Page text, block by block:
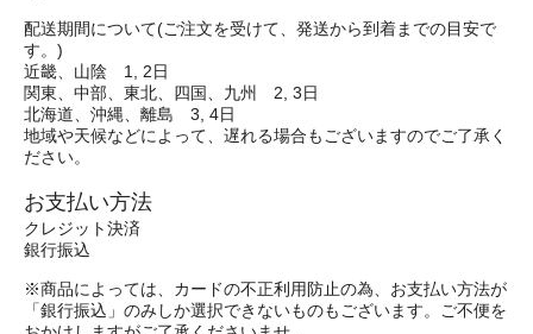
配送期間について(ご注文を受けて、発送から到着までの目安で
す。)
近畿、山陰 1, 2日
関東、中部、東北、四国、九州 2, 3日
北海道、沖縄、離島 3, 4日
地域や天候などによって、遅れる場合もございますのでご了承く
ださい。
お支払い方法
クレジット決済
銀行振込
※商品によっては、カードの不正利用防止の為、お支払い方法が
「銀行振込」のみしか選択できないものもございます。ご不便を